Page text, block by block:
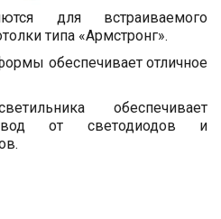
для встраиваемого
типа «Армстронг».
обеспечивает отличное
обеспечивает
от светодиодов и